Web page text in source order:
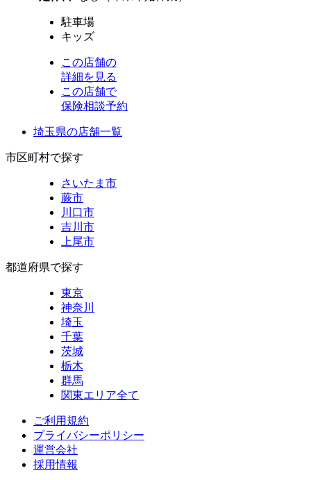
駐車場
キッズ
この店舗の
詳細を見る
この店舗で
保険相談予約
埼玉県の店舗一覧
市区町村で探す
さいたま市
蕨市
川口市
吉川市
上尾市
都道府県で探す
東京
神奈川
埼玉
千葉
茨城
栃木
群馬
関東エリア全て
ご利用規約
プライバシーポリシー
運営会社
採用情報